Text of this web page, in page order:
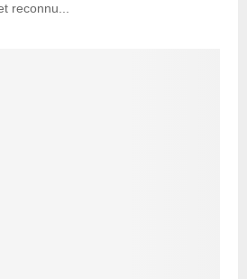
reconnu...